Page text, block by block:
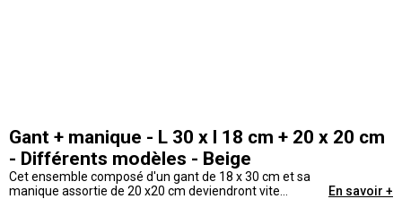
Gant + manique - L 30 x l 18 cm + 20 x 20 cm
- Différents modèles - Beige
Cet ensemble composé d'un gant de 18 x 30 cm et sa
manique assortie de 20 x20 cm deviendront vite
En savoir +